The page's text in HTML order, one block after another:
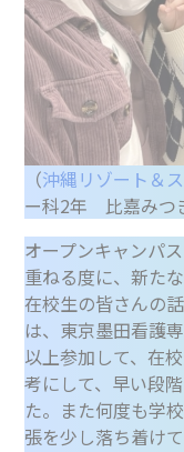
（沖縄リゾート＆
ー科2年 比嘉みつ
オープンキャンパ
重ねる度に、新た
在校生の皆さんの
は、東京墨田看護
以上参加して、在
考にして、早い段
た。また何度も学
張を少し落ち着け